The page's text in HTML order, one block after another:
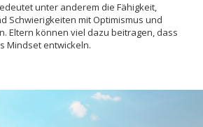
unter anderem die Fähigkeit,
Schwierigkeiten mit Optimismus und
Eltern können viel dazu beitragen, dass
Mindset entwickeln.